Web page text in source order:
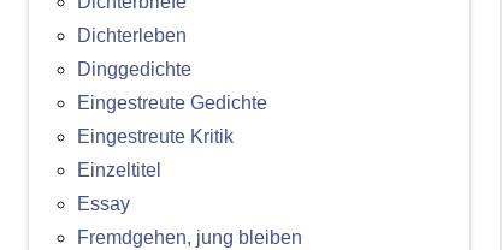
Dichterleben
Dinggedichte
Eingestreute Gedichte
Eingestreute Kritik
Einzeltitel
Essay
Fremdgehen, jung bleiben